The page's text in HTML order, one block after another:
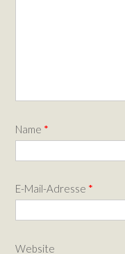
Name *
E-Mail-Adresse *
Website